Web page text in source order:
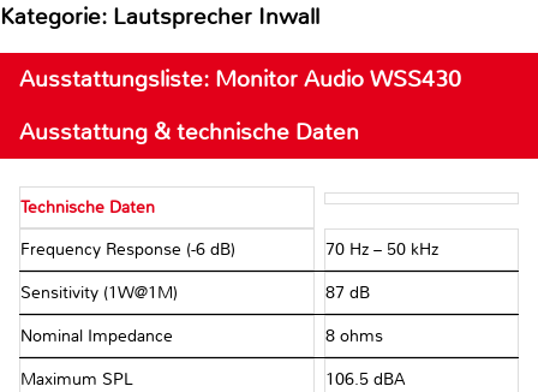
Kategorie: Lautsprecher Inwall
Ausstattungsliste: Monitor Audio WSS430
Ausstattung & technische Daten
Technische Daten
Frequency Response (-6 dB) 70 Hz – 50 kHz
Sensitivity (1W@1M) 87 dB
Nominal Impedance 8 ohms
Maximum SPL 106.5 dBA